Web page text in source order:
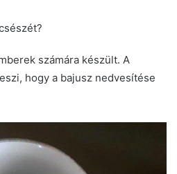
számára készült. A
hogy a bajusz nedvesítése